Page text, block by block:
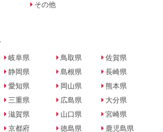
その他
岐阜県
静岡県
愛知県
三重県
滋賀県
京都府
鳥取県
島根県
岡山県
広島県
山口県
徳島県
佐賀県
長崎県
熊本県
大分県
宮崎県
鹿児島県